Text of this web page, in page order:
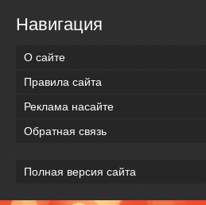
Навигация
О сайте
Правила сайта
Реклама насайте
Обратная связь
Полная версия сайта